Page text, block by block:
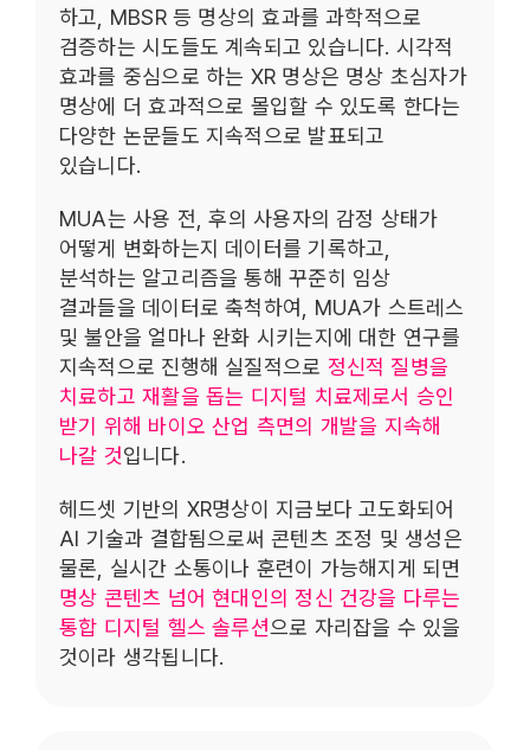
하고, MBSR 등 명상의 효과를 과학적으로
검증하는 시도들도 계속되고 있습니다. 시각적
효과를 중심으로 하는 XR 명상은 명상 초심자가
명상에 더 효과적으로 몰입할 수 있도록 한다는
다양한 논문들도 지속적으로 발표되고
있습니다.
MUA는 사용 전, 후의 사용자의 감정 상태가
어떻게 변화하는지 데이터를 기록하고,
분석하는 알고리즘을 통해 꾸준히 임상
결과들을 데이터로 축척하여, MUA가 스트레스
및 불안을 얼마나 완화 시키는지에 대한 연구를
지속적으로 진행해 실질적으로 정신적 질병을
치료하고 재활을 돕는 디지털 치료제로서 승인
받기 위해 바이오 산업 측면의 개발을 지속해
나갈 것입니다.
헤드셋 기반의 XR명상이 지금보다 고도화되어
AI 기술과 결합됨으로써 콘텐츠 조정 및 생성은
물론, 실시간 소통이나 훈련이 가능해지게 되면
명상 콘텐츠 넘어 현대인의 정신 건강을 다루는
통합 디지털 헬스 솔루션으로 자리잡을 수 있을
것이라 생각됩니다.